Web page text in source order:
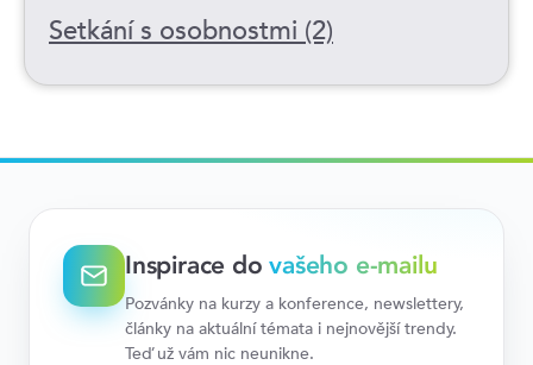
Setkání s osobnostmi (2)
Inspirace dovašeho e-mailu
Pozvánky na kurzy a konference, newslettery,
články na aktuální témata i nejnovější trendy.
Teď už vám nic neunikne.